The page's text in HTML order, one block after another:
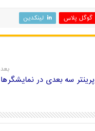
گوگل پلاس لینکدین
بعد
پرینتر سه بعدی در نمایشگرها